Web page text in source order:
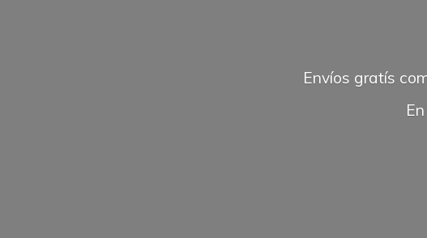
Envíos gratís